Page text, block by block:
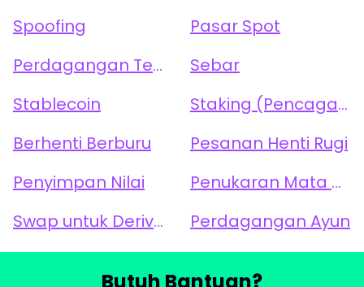
Spoofing
Pasar Spot
Perdagangan Tempat
Sebar
Stablecoin
Staking (Pencagaran)
Berhenti Berburu
Pesanan Henti Rugi
Penyimpan Nilai
Penukaran Mata Uang Kripto (Tukar)
Swap untuk Derivatif
Perdagangan Ayun